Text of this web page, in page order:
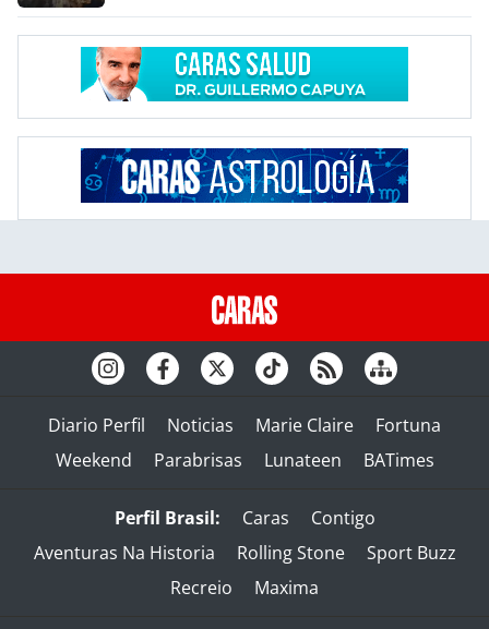
Diario Perfil Noticias Marie Claire
Fortuna
Weekend
Parabrisas Lunateen BATimes
Perfil Brasil: Caras
Contigo
Aventuras Na Historia
Rolling Stone
Sport Buzz
Recreio
Maxima